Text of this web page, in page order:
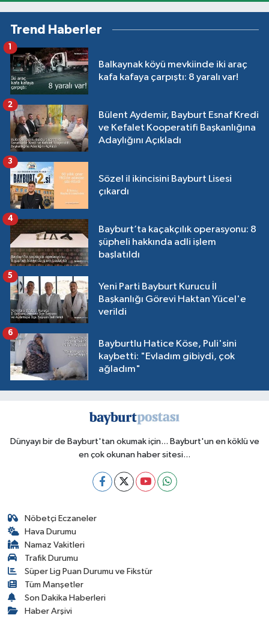
Trend Haberler
Balkaynak köyü mevkiinde iki araç
kafa kafaya çarpıştı: 8 yaralı var!
1
Bülent Aydemir, Bayburt Esnaf Kredi
ve Kefalet Kooperatifi Başkanlığına
Adaylığını Açıkladı
2
Sözel il ikincisini Bayburt Lisesi
çıkardı
3
Bayburt’ta kaçakçılık operasyonu: 8
şüpheli hakkında adli işlem
başlatıldı
4
Yeni Parti Bayburt Kurucu İl
Başkanlığı Görevi Haktan Yücel'e
verildi
5
Bayburtlu Hatice Köse, Puli'sini
kaybetti: "Evladım gibiydi, çok
ağladım"
6
Dünyayı bir de Bayburt'tan okumak için... Bayburt'un en köklü ve
en çok okunan haber sitesi...
Nöbetçi Eczaneler
Hava Durumu
Namaz Vakitleri
Trafik Durumu
Süper Lig Puan Durumu ve Fikstür
Tüm Manşetler
Son Dakika Haberleri
Haber Arşivi